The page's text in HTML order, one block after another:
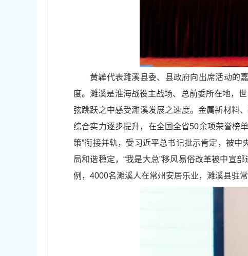
黄韡代表濉溪县委、县政府向出席活动的
度。濉溪是淮海战役主战场、总前委所在地，
弦跳跃之中感受濉溪发展之速度。金属新材料
综合实力逐步提升，在全国全省50余项荣誉榜
策”衔接并轨，受习近平总书记批示肯定，被
局和谐稳定，“我是大总”移风易俗改革被中宣
例，4000名濉溪人在常州安居乐业，濉溪县驻